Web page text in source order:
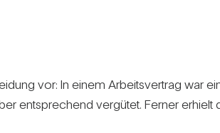
vor: In einem Arbeits­ver­trag war
ent­spre­chend ver­gütet. Ferner